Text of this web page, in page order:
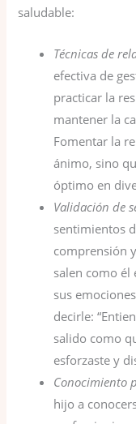
saludable:
Técnicas de
efectiva de
practicar la
mantener la
Fomentar la
ánimo, sino
óptimo en
Validación de
sentimientos
comprensión
salen como él
sus
decirle:
salido como
esforzaste y
Conocimiento
hijo a